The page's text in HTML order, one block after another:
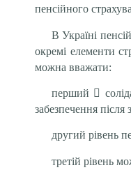
пенсійного
В Україні
окремі елементи
можна вважати:
перший 
забезпечення після
другий рівень
третій рівень